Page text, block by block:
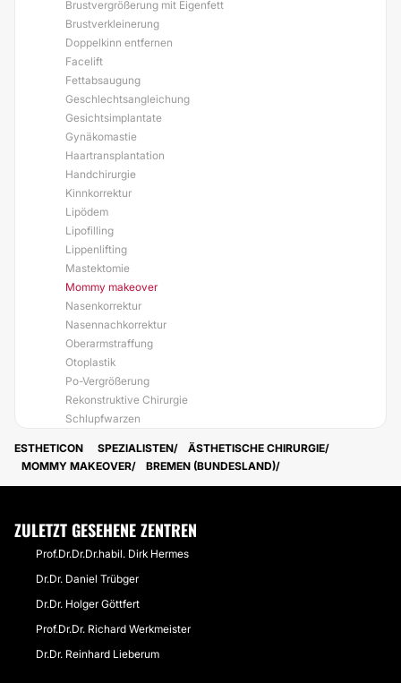
Brustvergrößerung mit Eigenfett
Brustverkleinerung
Doppelkinn entfernen
Facelift
Fettabsaugung
Geschlechtsangleichung
Gesichtsimplantate
Gynäkomastie
Haartransplantation
Handchirurgie
Kinnkorrektur
Lipödem
Lipofilling
Lippenlifting
Mastektomie
Mommy makeover
Nasenkorrektur
Nasennachkorrektur
Oberarmstraffung
Otoplastik
Po-Vergrößerung
Rekonstruktive Chirurgie
Schlupfwarzen
ESTHETICON SPEZIALISTEN
ÄSTHETISCHE CHIRURGIE
MOMMY MAKEOVER
BREMEN (BUNDESLAND)
ZULETZT GESEHENE ZENTREN
Prof.Dr.Dr.Dr.habil. Dirk Hermes
Dr.Dr. Daniel Trübger
Dr.Dr. Holger Göttfert
Prof.Dr.Dr. Richard Werkmeister
Dr.Dr. Reinhard Lieberum